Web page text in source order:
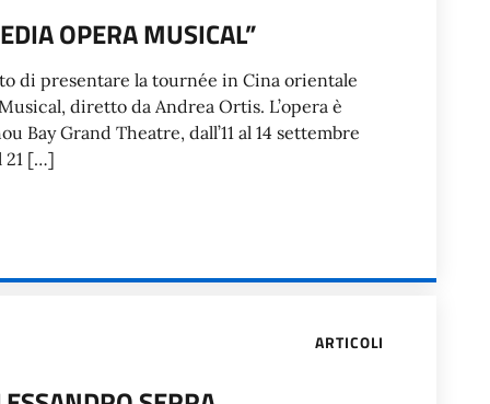
OPERA MUSICAL”
di presentare la tournée in Cina orientale
diretto da Andrea Ortis. L’opera è
Bay Grand Theatre, dall’11 al 14 settembre
21 […]
ARTICOLI